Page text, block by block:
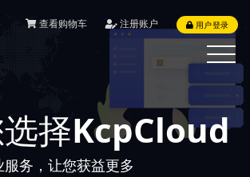
查看购物车 注册账户 用户登录
Toggle
选择kcpCloud
务，让您获益更多